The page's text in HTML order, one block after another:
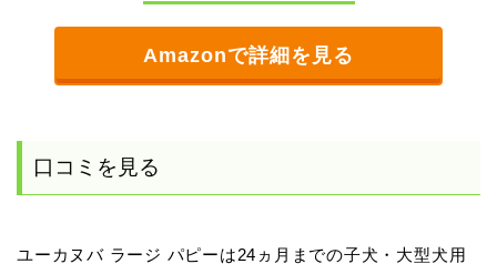
Amazonで詳細を見る
口コミを見る
ユーカヌバ ラージ パピーは24ヵ月までの子犬・大型犬用